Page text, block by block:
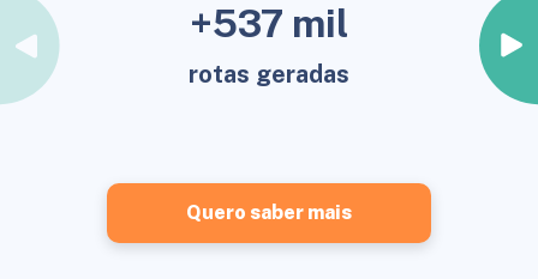
+537 mil
rotas geradas
Quero saber mais